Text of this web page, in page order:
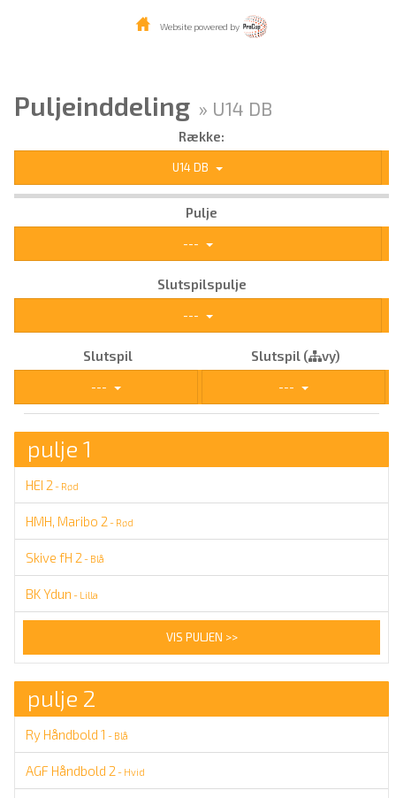
Website powered by
Puljeinddeling » U14 DB
Række:
U14 DB
Pulje
---
Slutspilspulje
---
Slutspil Slutspil ( vy)
--- ---
pulje 1
HEI 2 - Rød
HMH, Maribo 2 - Rød
Skive fH 2 - Blå
BK Ydun - Lilla
VIS PULJEN >>
pulje 2
Ry Håndbold 1 - Blå
AGF Håndbold 2 - Hvid